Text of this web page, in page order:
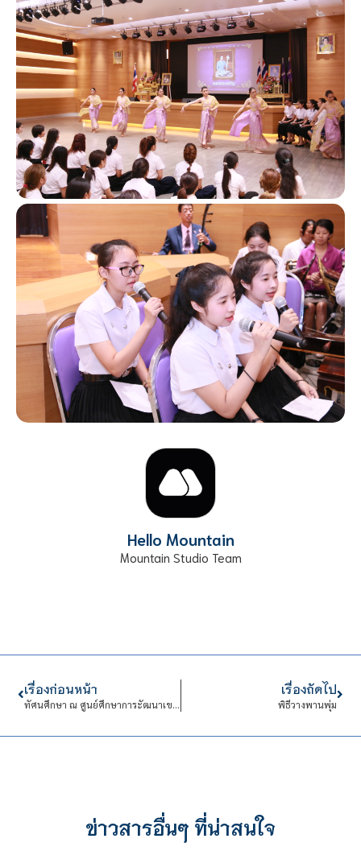
Hello Mountain
Mountain Studio Team
เรื่องก่อนหน้า
ทัศนศึกษา ณ ศูนย์ศึกษาการะัฒนาเขาหินซ้อน ในวันพุธที่ 30 มีนาคม 2559 ในรายวิชาเศรษฐกิจพอเพียง
เรื่องถัดไป
พิธีวางพานพุ่ม
ข่าวสารอื่นๆ ที่น่าสนใจ